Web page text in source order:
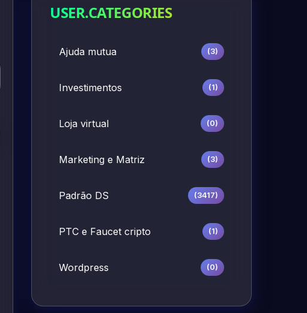
USER.CATEGORIES
Ajuda mutua (3)
Investimentos (1)
Loja virtual (0)
Marketing e Matriz (3)
Padrão DS (3417)
PTC e Faucet cripto (1)
Wordpress (0)